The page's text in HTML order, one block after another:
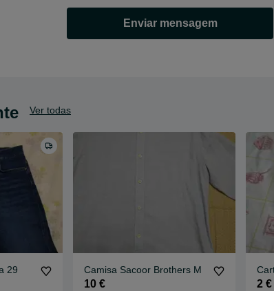
Enviar mensagem
Ver todas
29 Camisa Sacoor Brothers M
10 € 2 €